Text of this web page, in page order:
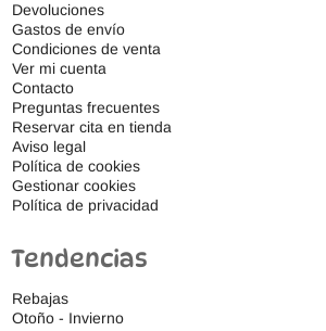
Devoluciones
Gastos de envío
Condiciones de venta
Ver mi cuenta
Contacto
Preguntas frecuentes
Reservar cita en tienda
Aviso legal
Política de cookies
Gestionar cookies
Política de privacidad
Tendencias
Rebajas
Otoño - Invierno